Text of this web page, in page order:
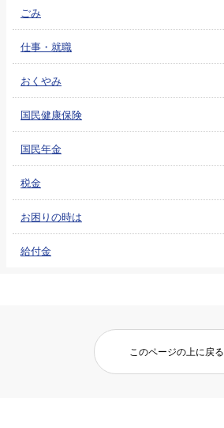
ごみ
仕事・就職
おくやみ
国民健康保険
国民年金
税金
お困りの時は
給付金
このページの上に戻る